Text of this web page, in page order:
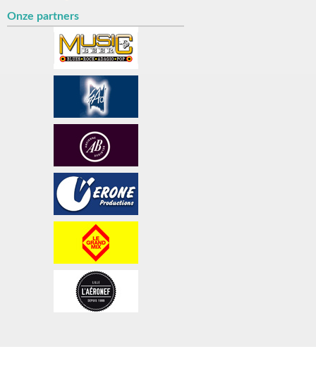
Onze partners